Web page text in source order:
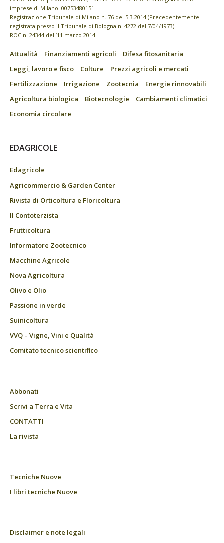
imprese di Milano: 00753480151
Registrazione Tribunale di Milano n. 76 del 5.3.2014 (Precedentemente
registrata presso il Tribunale di Bologna n. 4272 del 7/04/1973)
ROC n. 24344 dell’11 marzo 2014
Attualità Finanziamenti agricoli
Difesa fitosanitaria
Leggi, lavoro e fisco
Colture
Prezzi agricoli e mercati
Fertilizzazione
Irrigazione Zootecnia
Energie rinnovabili
Agricoltura biologica
Biotecnologie
Cambiamenti climatici
Economia circolare
EDAGRICOLE
Edagricole
Agricommercio & Garden Center
Rivista di Orticoltura e Floricoltura
Il Contoterzista
Frutticoltura
Informatore Zootecnico
Macchine Agricole
Nova Agricoltura
Olivo e Olio
Passione in verde
Suinicoltura
VVQ – Vigne, Vini e Qualità
Comitato tecnico scientifico
Abbonati
Scrivi a Terra e Vita
CONTATTI
La rivista
Tecniche Nuove
I libri tecniche Nuove
Disclaimer e note legali